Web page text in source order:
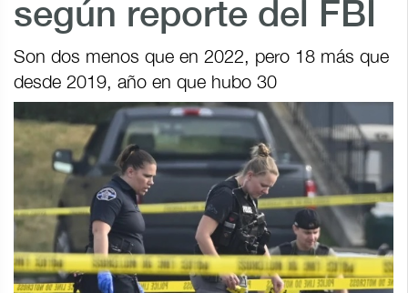
según reporte del FBI
Son dos menos que en 2022, pero 18 más que
desde 2019, año en que hubo 30